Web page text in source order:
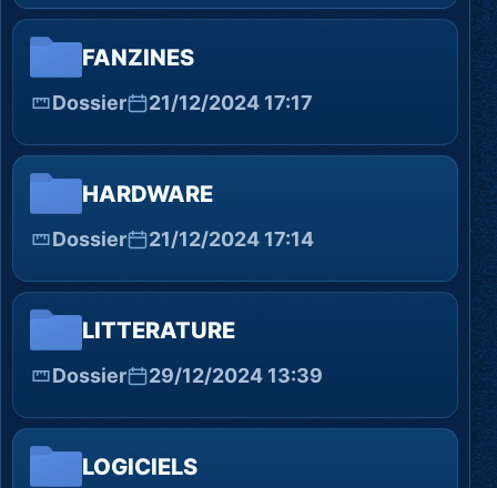
FANZINES
Dossier 21/12/2024 17:17
HARDWARE
Dossier 21/12/2024 17:14
LITTERATURE
Dossier 29/12/2024 13:39
LOGICIELS